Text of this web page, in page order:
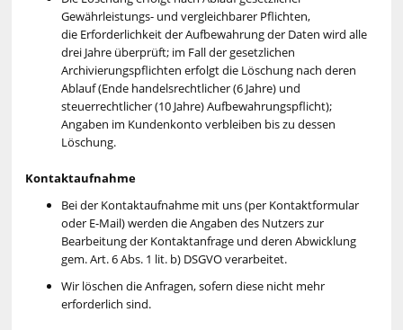
Gewährleistungs- und vergleichbarer Pflichten,
die Erforderlichkeit der Aufbewahrung der Daten wird alle
drei Jahre überprüft; im Fall der gesetzlichen
Archivierungspflichten erfolgt die Löschung nach deren
Ablauf (Ende handelsrechtlicher (6 Jahre) und
steuerrechtlicher (10 Jahre) Aufbewahrungspflicht);
Angaben im Kundenkonto verbleiben bis zu dessen
Löschung.
Kontaktaufnahme
Bei der Kontaktaufnahme mit uns (per Kontaktformular
oder E-Mail) werden die Angaben des Nutzers zur
Bearbeitung der Kontaktanfrage und deren Abwicklung
gem. Art. 6 Abs. 1 lit. b) DSGVO verarbeitet.
Wir löschen die Anfragen, sofern diese nicht mehr
erforderlich sind.